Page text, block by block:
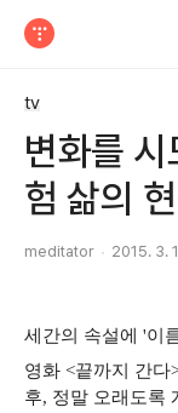
tv
변화를
험 삶의
meditator 2015. 3.
세간의 속설에 '이
영화 <끝까지 간다
후, 정말 오래도록